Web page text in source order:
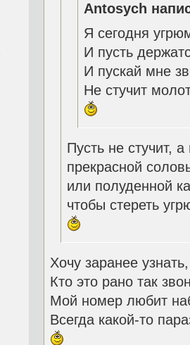
Antosych
Я сегодня
И пусть
И пускай мне
Не стучит
Пусть не стучит, а
прекрасной
или полуденной
чтобы стереть
Хочу заранее узнать,
Кто это рано так
Мой номер любит
Всегда какой-то